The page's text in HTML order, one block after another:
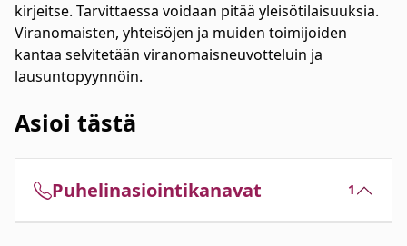
kirjeitse. Tarvittaessa voidaan pitää yleisötilaisuuksia.
Viranomaisten, yhteisöjen ja muiden toimijoiden
kantaa selvitetään viranomaisneuvotteluin ja
lausuntopyynnöin.
Asioi tästä
Puhelinasiointikanavat 1